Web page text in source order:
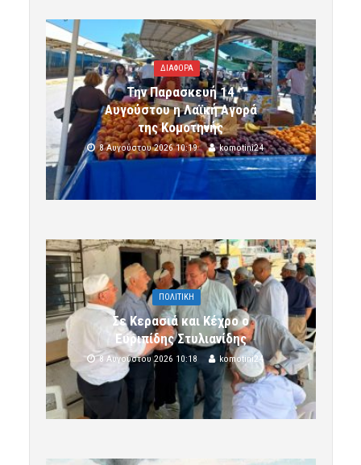
ΔΙΑΦΟΡΑ
Την Παρασκευή 14
Αυγούστου η Λαϊκή Αγορά
της Κομοτηνής
8 Αυγούστου 2026 10:19 komotini24
ΠΟΛΙΤΙΚΗ
Σε Κερασιά και Κέχρο ο
Ευριπίδης Στυλιανίδης
8 Αυγούστου 2026 10:18 komotini24